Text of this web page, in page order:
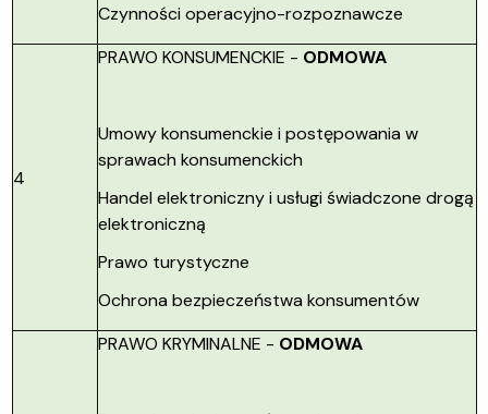
Czynności operacyjno-rozpoznawcze
4
PRAWO KONSUMENCKIE - ODMOWA
Umowy konsumenckie i postępowania w
sprawach konsumenckich
Handel elektroniczny i usługi świadczone drogą
elektroniczną
Prawo turystyczne
Ochrona bezpieczeństwa konsumentów
PRAWO KRYMINALNE - ODMOWA